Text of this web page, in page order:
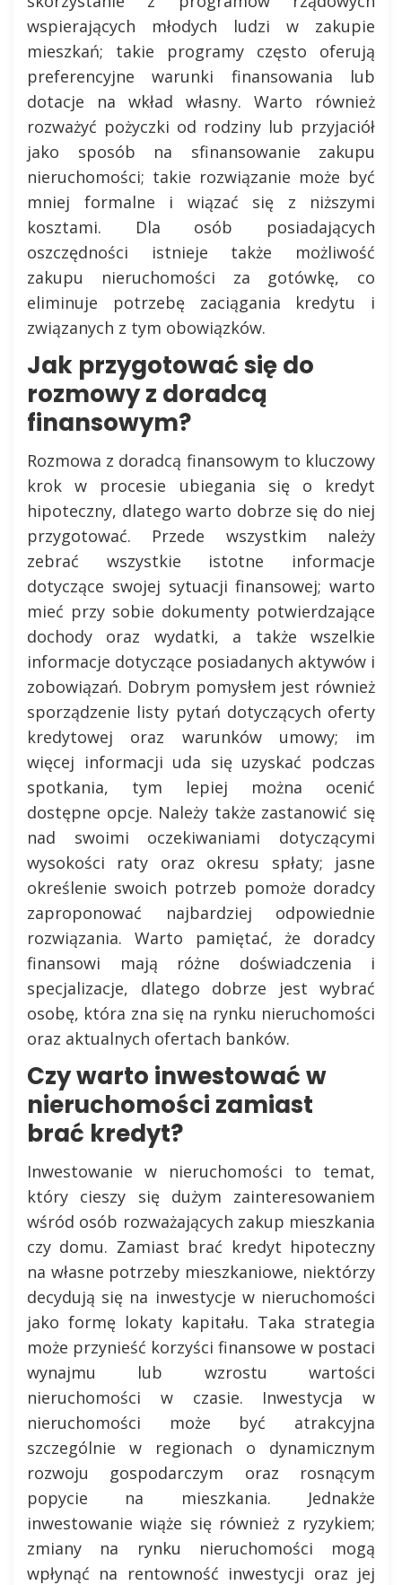
wspierających młodych ludzi w zakupie
mieszkań; takie programy często oferują
preferencyjne warunki finansowania lub
dotacje na wkład własny. Warto również
rozważyć pożyczki od rodziny lub przyjaciół
jako sposób na sfinansowanie zakupu
nieruchomości; takie rozwiązanie może być
mniej formalne i wiązać się z niższymi
kosztami. Dla osób posiadających
oszczędności istnieje także możliwość
zakupu nieruchomości za gotówkę, co
eliminuje potrzebę zaciągania kredytu i
związanych z tym obowiązków.
Jak przygotować się do
rozmowy z doradcą
finansowym?
Rozmowa z doradcą finansowym to kluczowy
krok w procesie ubiegania się o kredyt
hipoteczny, dlatego warto dobrze się do niej
przygotować. Przede wszystkim należy
zebrać wszystkie istotne informacje
dotyczące swojej sytuacji finansowej; warto
mieć przy sobie dokumenty potwierdzające
dochody oraz wydatki, a także wszelkie
informacje dotyczące posiadanych aktywów i
zobowiązań. Dobrym pomysłem jest również
sporządzenie listy pytań dotyczących oferty
kredytowej oraz warunków umowy; im
więcej informacji uda się uzyskać podczas
spotkania, tym lepiej można ocenić
dostępne opcje. Należy także zastanowić się
nad swoimi oczekiwaniami dotyczącymi
wysokości raty oraz okresu spłaty; jasne
określenie swoich potrzeb pomoże doradcy
zaproponować najbardziej odpowiednie
rozwiązania. Warto pamiętać, że doradcy
finansowi mają różne doświadczenia i
specjalizacje, dlatego dobrze jest wybrać
osobę, która zna się na rynku nieruchomości
oraz aktualnych ofertach banków.
Czy warto inwestować w
nieruchomości zamiast
brać kredyt?
Inwestowanie w nieruchomości to temat,
który cieszy się dużym zainteresowaniem
wśród osób rozważających zakup mieszkania
czy domu. Zamiast brać kredyt hipoteczny
na własne potrzeby mieszkaniowe, niektórzy
decydują się na inwestycje w nieruchomości
jako formę lokaty kapitału. Taka strategia
może przynieść korzyści finansowe w postaci
wynajmu lub wzrostu wartości
nieruchomości w czasie. Inwestycja w
nieruchomości może być atrakcyjna
szczególnie w regionach o dynamicznym
rozwoju gospodarczym oraz rosnącym
popycie na mieszkania. Jednakże
inwestowanie wiąże się również z ryzykiem;
zmiany na rynku nieruchomości mogą
wpłynąć na rentowność inwestycji oraz jej